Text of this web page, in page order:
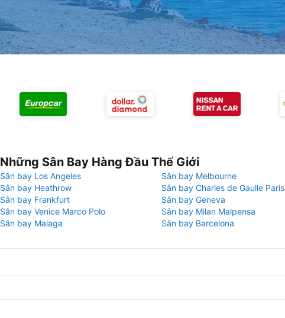
Những Sân Bay Hàng Đầu Thế Giới
Sân bay Los Angeles
Sân bay Melbourne
Sân bay Heathrow
Sân bay Charles de Gaulle Paris
Sân bay Frankfurt
Sân bay Geneva
Sân bay Venice Marco Polo
Sân bay Milan Malpensa
Sân bay Malaga
Sân bay Barcelona